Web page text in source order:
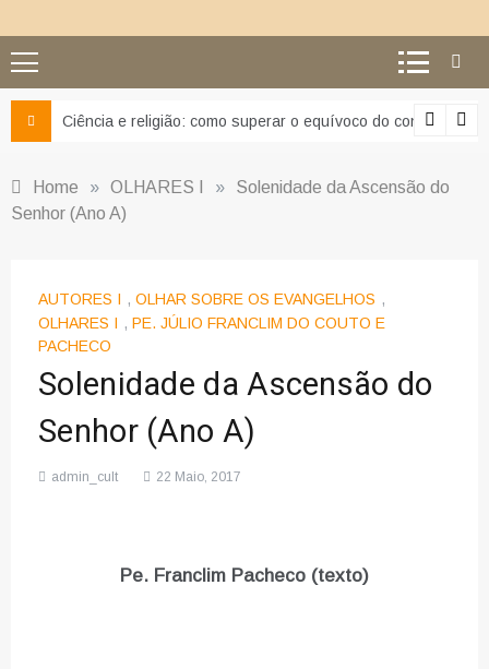
Ciência e religião: como superar o equívoco do conflito
Home » OLHARES I »
Solenidade da Ascensão do
Senhor (Ano A)
AUTORES I , OLHAR SOBRE OS EVANGELHOS ,
OLHARES I , PE. JÚLIO FRANCLIM DO COUTO E
PACHECO
Solenidade da Ascensão do
Senhor (Ano A)
admin_cult 22 Maio, 2017
Pe. Franclim Pacheco (texto)